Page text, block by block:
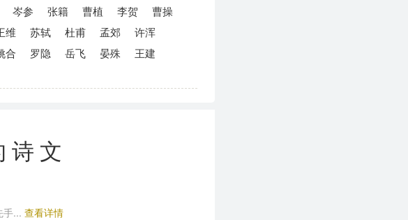
岑参 张籍 曹植 李贺
曹操
维 苏轼 杜甫 孟郊
许浑
合 罗隐 岳飞 晏殊
王建
文
手...查看详情